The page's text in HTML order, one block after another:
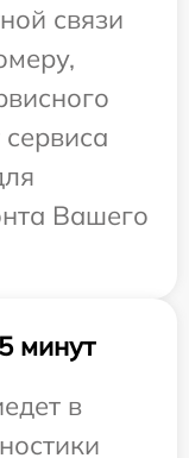
связи
Вашего
минут
в